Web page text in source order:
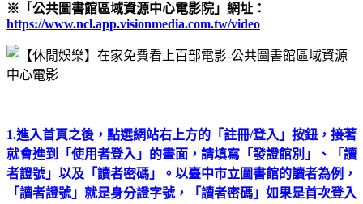
※「公共圖書館區域資源中心電影院」網址：
https://www.ncl.app.visionmedia.com.tw/video
1.進入首頁之後，點選網站右上方的「註冊/登入」按鈕，接著
就會進到「使用者登入」的畫面，請填寫「發證館別」、「讀
者證號」以及「讀者密碼」。以臺中市立圖書館的讀者為例，
「讀者證號」就是身分證字號，「讀者密碼」如果是首次登入